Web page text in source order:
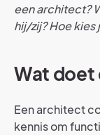
een architect?
hij/zij? Hoe kies
Wat doet
Een architect
kennis om